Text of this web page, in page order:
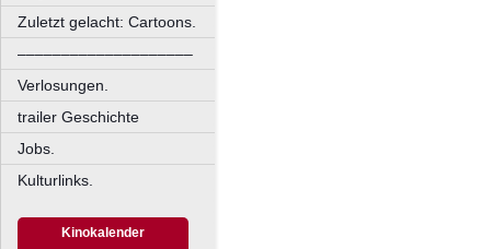
Zuletzt gelacht: Cartoons.
––––––––––––––––––––
Verlosungen.
trailer Geschichte
Jobs.
Kulturlinks.
Kinokalender